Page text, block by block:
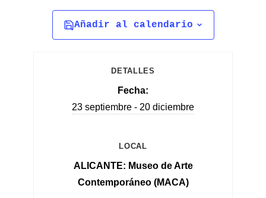
Añadir al calendario
DETALLES
Fecha:
23 septiembre - 20 diciembre
LOCAL
ALICANTE: Museo de Arte
Contemporáneo (MACA)